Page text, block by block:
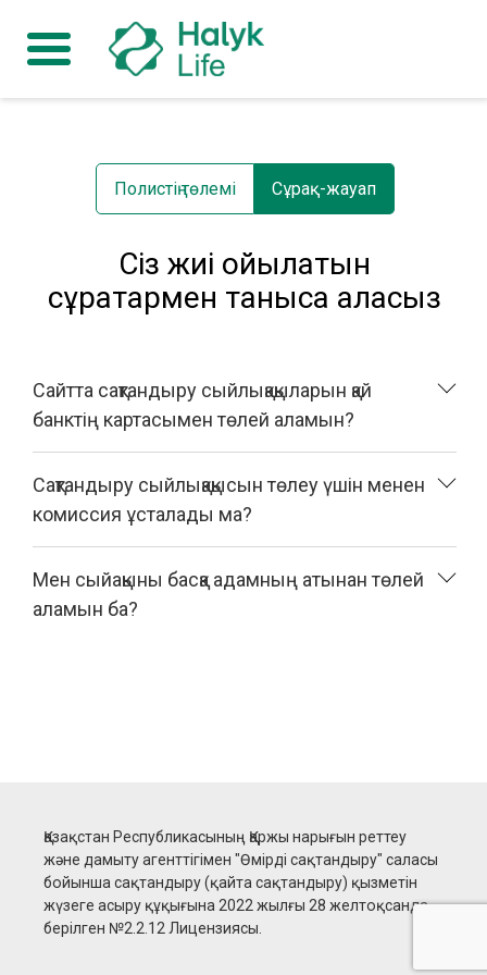
Полистің төлемі Сұрақ-жауап
Сіз жиі қойылатын
сұрақтармен таныса аласыз
Сайтта сақтандыру сыйлықақыларын қай
банктің картасымен төлей аламын?
Сақтандыру сыйлықақысын төлеу үшін менен
комиссия ұсталады ма?
Мен сыйақыны басқа адамның атынан төлей
аламын ба?
Қазақстан Республикасының Қаржы нарығын реттеу
және дамыту агенттігімен "Өмірді сақтандыру" саласы
бойынша сақтандыру (қайта сақтандыру) қызметін
жүзеге асыру құқығына 2022 жылғы 28 желтоқсанда
берілген №2.2.12 Лицензиясы.